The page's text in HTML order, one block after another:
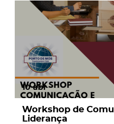
10 abr
Workshop de
Liderança